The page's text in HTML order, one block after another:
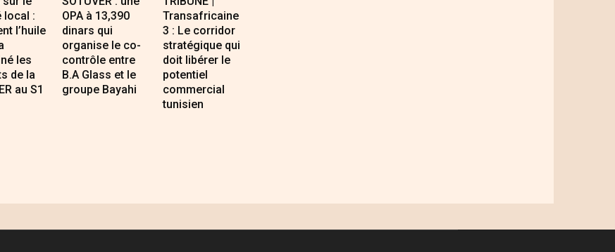
local :
l’huile
les
de la
au S1
OPA à 13,390
dinars qui
organise le co-
contrôle entre
B.A Glass et le
groupe Bayahi
Transafricaine
3 : Le corridor
stratégique qui
doit libérer le
potentiel
commercial
tunisien